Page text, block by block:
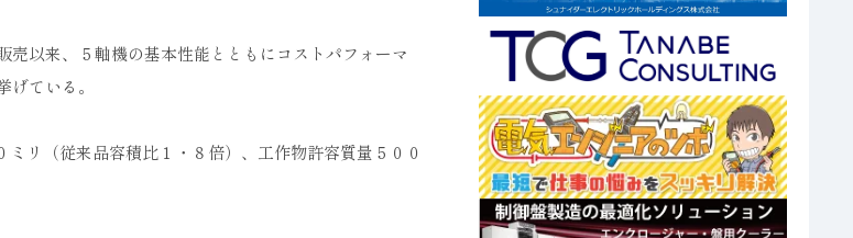
以来、５軸機の基本性能とともにコストパフォーマ
ている。
リ（従来品容積比１・８倍）、工作物許容質量５００